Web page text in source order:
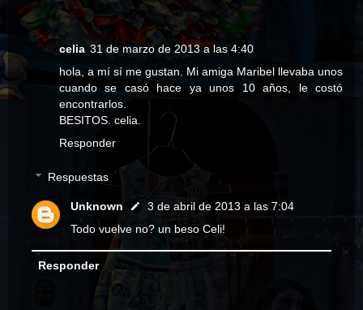
celia 31 de marzo de 2013 a las 4:40
hola, a mí sí me gustan. Mi amiga Maribel llevaba unos
cuando se casó hace ya unos 10 años, le costó
encontrarlos.
BESITOS. celia.
Responder
Respuestas
Unknown
3 de abril de 2013 a las 7:04
Todo vuelve no? un beso Celi!
Responder